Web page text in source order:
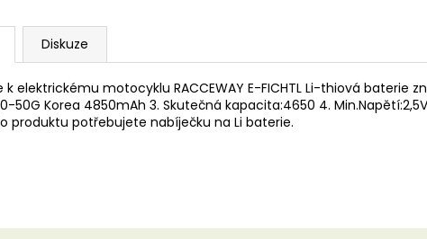
Diskuze
k elektrickému motocyklu RACCEWAY E-FICHTL Li-thiová baterie
50G Korea 4850mAh 3. Skutečná kapacita:4650 4.
produktu potřebujete nabíječku na Li baterie.